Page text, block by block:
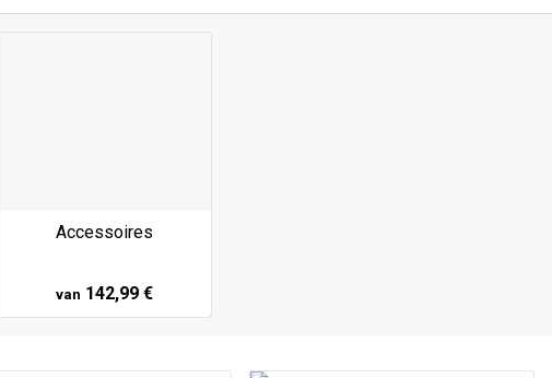
Accessoires
van 142,99 €